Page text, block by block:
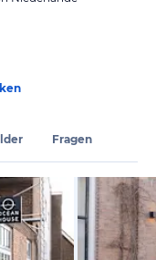
Fragen